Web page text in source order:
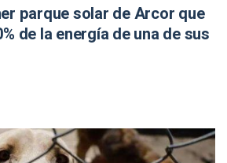
parque solar de Arcor que
de la energía de una de sus